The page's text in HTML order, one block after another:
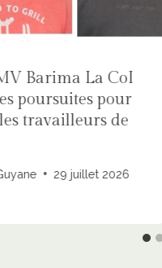
Barima La CoI
poursuites pour
travailleurs de
29 juillet 2026